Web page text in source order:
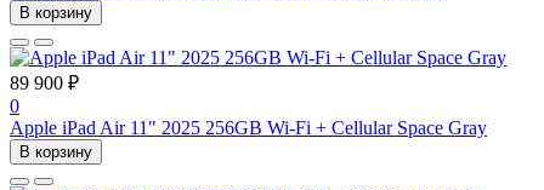
В корзину
89 900 ₽
0
Apple iPad Air 11" 2025 256GB Wi-Fi + Cellular Space Gray
В корзину